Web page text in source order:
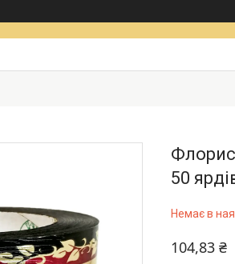
50
Немає в
104,83 ₴